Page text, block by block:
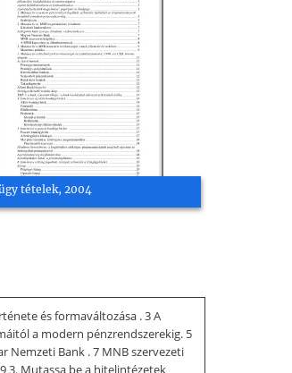
tételek, 2004
és formaváltozása . 3 A
a modern pénzrendszerekig. 5
Nemzeti Bank . 7 MNB szervezeti
3. Mutassa be a hitelintézetek